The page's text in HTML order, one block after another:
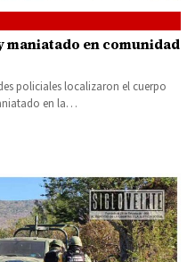
maniatado en comunidad
policiales localizaron el cuerpo
en la…